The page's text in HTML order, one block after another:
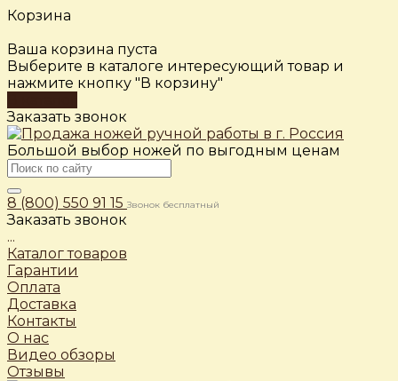
Корзина
Ваша корзина пуста
Выберите в каталоге интересующий товар и
нажмите кнопку "В корзину"
Заказать звонок
Большой выбор ножей по выгодным ценам
8 (800) 550 91 15 Звонок бесплатный
Заказать звонок
...
Каталог товаров
Гарантии
Оплата
Доставка
Контакты
О нас
Видео обзоры
Отзывы